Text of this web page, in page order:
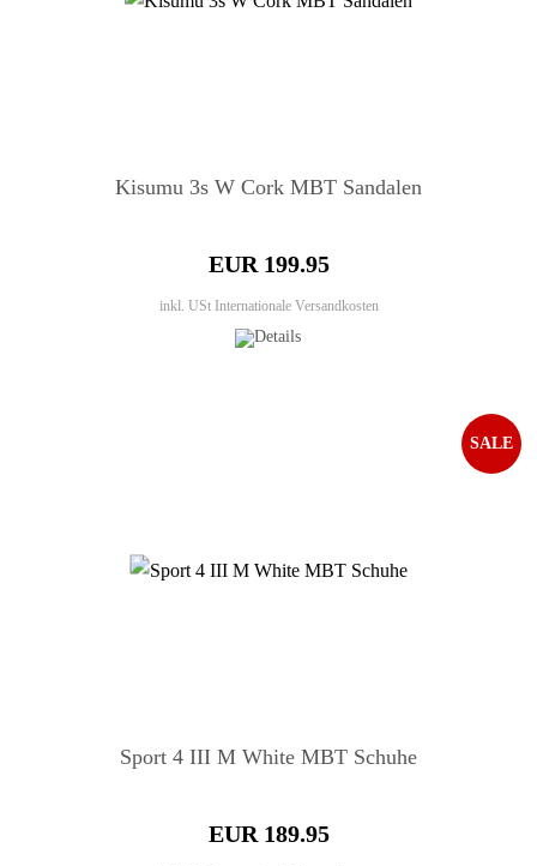
Kisumu 3s W Cork MBT Sandalen
EUR 199.95
inkl. USt Internationale Versandkosten
Sport 4 III M White MBT Schuhe
EUR 189.95
SALE